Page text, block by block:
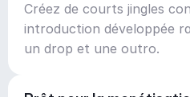
Créez de courts jingles
introduction développée
un drop et une outro.